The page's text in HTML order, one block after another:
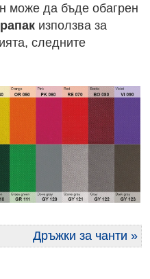
може да бъде обагрен
използва за
следните
Дръжки за чанти »